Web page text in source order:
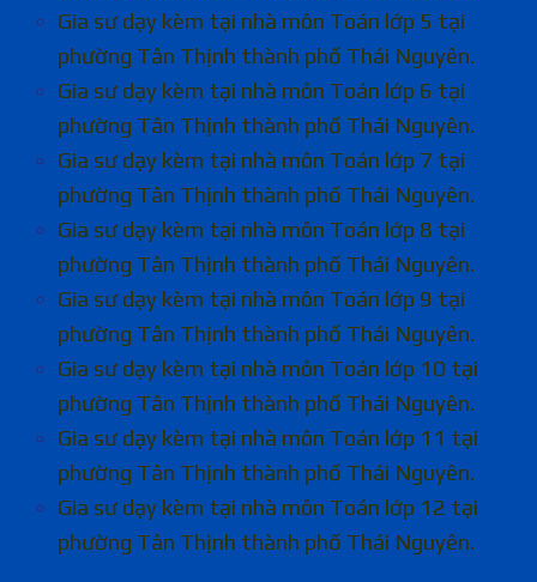
Gia sư dạy kèm tại nhà môn Toán lớp 5 tại
phường Tân Thịnh thành phố Thái Nguyên.
Gia sư dạy kèm tại nhà môn Toán lớp 6 tại
phường Tân Thịnh thành phố Thái Nguyên.
Gia sư dạy kèm tại nhà môn Toán lớp 7 tại
phường Tân Thịnh thành phố Thái Nguyên.
Gia sư dạy kèm tại nhà môn Toán lớp 8 tại
phường Tân Thịnh thành phố Thái Nguyên.
Gia sư dạy kèm tại nhà môn Toán lớp 9 tại
phường Tân Thịnh thành phố Thái Nguyên.
Gia sư dạy kèm tại nhà môn Toán lớp 10 tại
phường Tân Thịnh thành phố Thái Nguyên.
Gia sư dạy kèm tại nhà môn Toán lớp 11 tại
phường Tân Thịnh thành phố Thái Nguyên.
Gia sư dạy kèm tại nhà môn Toán lớp 12 tại
phường Tân Thịnh thành phố Thái Nguyên.